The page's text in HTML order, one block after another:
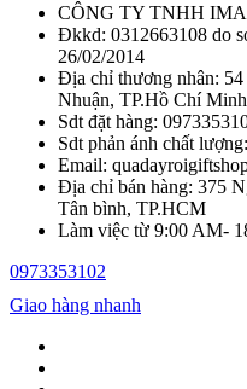
CÔNG TY TNHH
Đkkd: 0312663108 do
26/02/2014
Địa chỉ thương nhân:
Nhuận, TP.Hồ Chí Minh
Sdt đặt hàng:
Sdt phản ánh chất
Email:
Địa chỉ bán hàng: 375
Tân bình, TP.HCM
Làm việc từ 9:00 AM-
0973353102
Giao hàng nhanh